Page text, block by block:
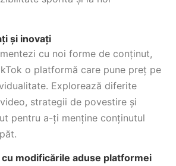
și inovați
cu noi forme de conținut,
o platformă care pune preț pe
Explorează diferite
strategii de povestire și
pentru a-ți menține conținutul
cu modificările aduse platformei